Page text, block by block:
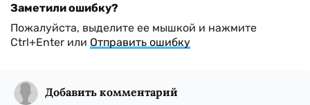
Заметили ошибку?
Пожалуйста, выделите ее мышкой и нажмите
Ctrl+Enter или Отправить ошибку
Добавить комментарий